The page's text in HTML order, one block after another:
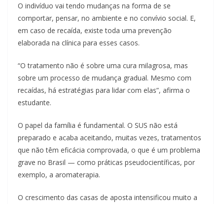
O indivíduo vai tendo mudanças na forma de se
comportar, pensar, no ambiente e no convívio social. E,
em caso de recaída, existe toda uma prevenção
elaborada na clínica para esses casos.
“O tratamento não é sobre uma cura milagrosa, mas
sobre um processo de mudança gradual. Mesmo com
recaídas, há estratégias para lidar com elas”, afirma o
estudante.
O papel da família é fundamental. O SUS não está
preparado e acaba aceitando, muitas vezes, tratamentos
que não têm eficácia comprovada, o que é um problema
grave no Brasil — como práticas pseudocientíficas, por
exemplo, a aromaterapia.
O crescimento das casas de aposta intensificou muito a